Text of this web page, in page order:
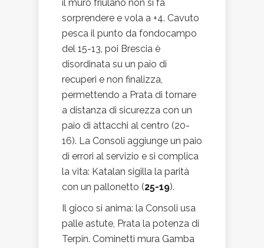
il muro friulano non si fa
sorprendere e vola a +4. Cavuto
pesca il punto da fondocampo
del 15-13, poi Brescia è
disordinata su un paio di
recuperi e non finalizza,
permettendo a Prata di tornare
a distanza di sicurezza con un
paio di attacchi al centro (20-
16). La Consoli aggiunge un paio
di errori al servizio e si complica
la vita: Katalan sigilla la parità
con un pallonetto (25-19).
Il gioco si anima: la Consoli usa
palle astute, Prata la potenza di
Terpin. Cominetti mura Gamba